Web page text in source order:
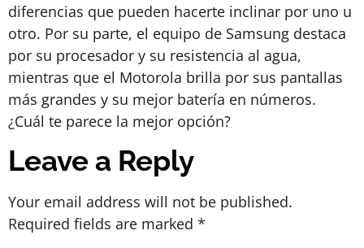
diferencias que pueden hacerte inclinar por uno u
otro. Por su parte, el equipo de Samsung destaca
por su procesador y su resistencia al agua,
mientras que el Motorola brilla por sus pantallas
más grandes y su mejor batería en números.
¿Cuál te parece la mejor opción?
Leave a Reply
Your email address will not be published.
Required fields are marked *